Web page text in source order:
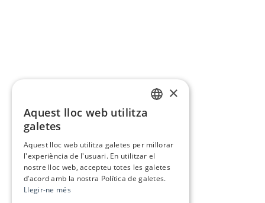
×
Aquest lloc web utilitza
galetes
Aquest lloc web utilitza galetes per millorar
l'experiència de l'usuari. En utilitzar el
nostre lloc web, accepteu totes les galetes
d’acord amb la nostra Política de galetes.
Llegir-ne més